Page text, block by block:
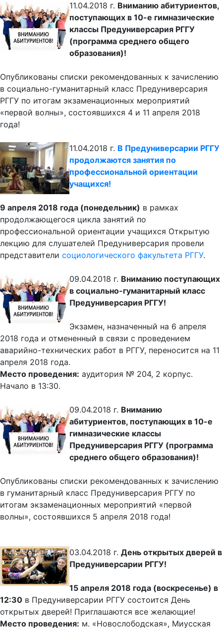
11.04.2018 г. Вниманию абитуриентов,
поступающих в 10-е гимназические
классы Предуниверсария РГГУ
(программа среднего общего
образования)!
Опубликованы списки рекомендованных к зачислению
в социально-гуманитарный класс Предуниверсария
РГГУ по итогам экзаменационных мероприятий
«первой волны», состоявшихся 4 и 11 апреля 2018
года!
11.04.2018 г. В Предуниверсарии РГГУ
продолжаются занятия по
профессиональной ориентации
учащихся!
9 апреля 2018 года (понедельник) в рамках
продолжающегося цикла занятий по
профессиональной ориентации учащихся Открытую
лекцию для слушателей Предуниверсария провели
представители социологического факультета РГГУ.
09.04.2018 г. Вниманию поступающих
в социально-гуманитарный класс
Предуниверсария РГГУ!
Экзамен, назначенный на 6 апреля
2018 года и отмененный в связи с проведением
аварийно-технических работ в РГГУ, переносится на 11
апреля 2018 года.
Место проведения: аудитория № 204, 2 корпус.
Начало в 13:30.
09.04.2018 г. Вниманию
абитуриентов, поступающих в 10-е
гимназические классы
Предуниверсария РГГУ (программа
среднего общего образования)!
Опубликованы списки рекомендованных к зачислению
в гуманитарный класс Предуниверсария РГГУ по
итогам экзаменационных мероприятий «первой
волны», состоявшихся 5 апреля 2018 года!
03.04.2018 г. День открытых дверей в
Предуниверсарии РГГУ!
15 апреля 2018 года (воскресенье) в
12:30 в Предуниверсарии РГГУ состоится День
открытых дверей! Приглашаются все желающие!
Место проведения: м. «Новослободская», Миусская